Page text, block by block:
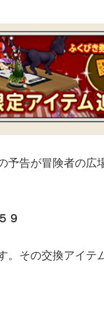
予告が冒険者の広
９
。その交換アイテ